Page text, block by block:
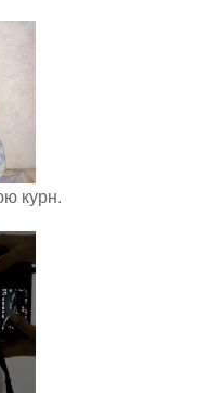
курн.